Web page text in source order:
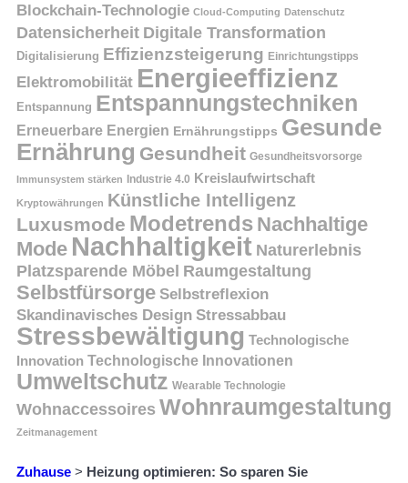
Blockchain-Technologie Cloud-Computing Datenschutz
Datensicherheit Digitale Transformation
Digitalisierung Effizienzsteigerung Einrichtungstipps
Elektromobilität Energieeffizienz
Entspannung Entspannungstechniken
Erneuerbare Energien Ernährungstipps Gesunde
Ernährung Gesundheit Gesundheitsvorsorge
Immunsystem stärken Industrie 4.0 Kreislaufwirtschaft
Kryptowährungen Künstliche Intelligenz
Luxusmode Modetrends Nachhaltige
Mode Nachhaltigkeit Naturerlebnis
Platzsparende Möbel Raumgestaltung
Selbstfürsorge Selbstreflexion
Skandinavisches Design Stressabbau
Stressbewältigung Technologische
Innovation Technologische Innovationen
Umweltschutz Wearable Technologie
Wohnaccessoires Wohnraumgestaltung
Zeitmanagement
Zuhause > Heizung optimieren: So sparen Sie